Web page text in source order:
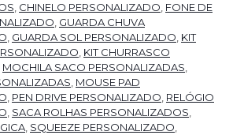
, CHINELO PERSONALIZADO, FONE DE
, GUARDA CHUVA
, GUARDA SOL PERSONALIZADO, KIT
, KIT CHURRASCO
MOCHILA SACO PERSONALIZADAS,
, MOUSE PAD
, PEN DRIVE PERSONALIZADO, RELÓGIO
, SACA ROLHAS PERSONALIZADOS,
, SQUEEZE PERSONALIZADO,